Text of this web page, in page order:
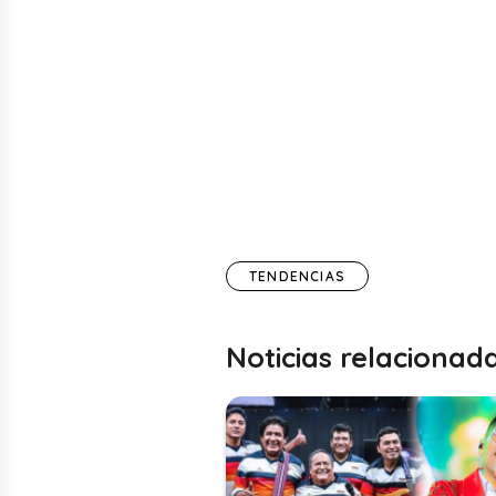
TENDENCIAS
Noticias